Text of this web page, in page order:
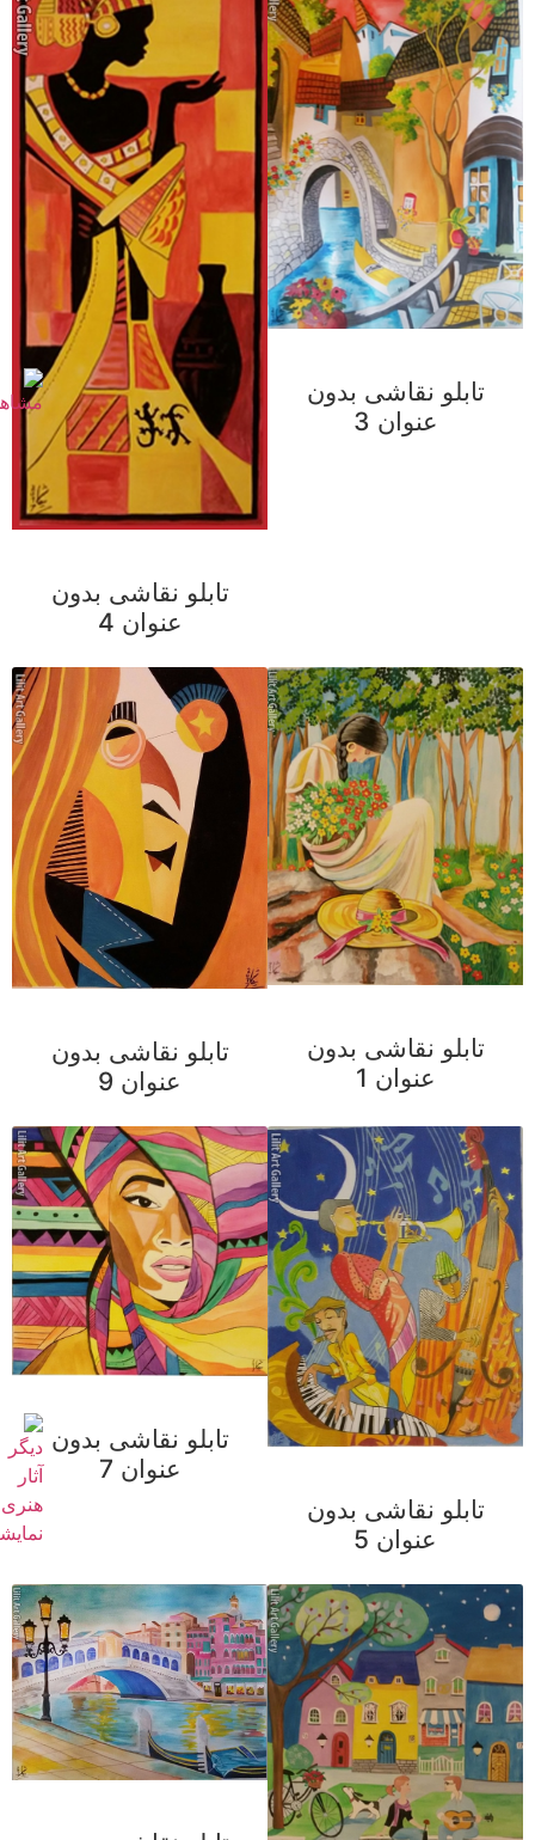
تابلو نقاشی بدون
عنوان 3
تابلو نقاشی بدون
عنوان 4
تابلو نقاشی بدون
عنوان 1
تابلو نقاشی بدون
عنوان 9
تابلو نقاشی بدون
عنوان 5
تابلو نقاشی بدون
عنوان 7